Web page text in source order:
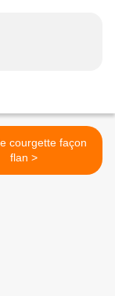
courgette façon
flan >